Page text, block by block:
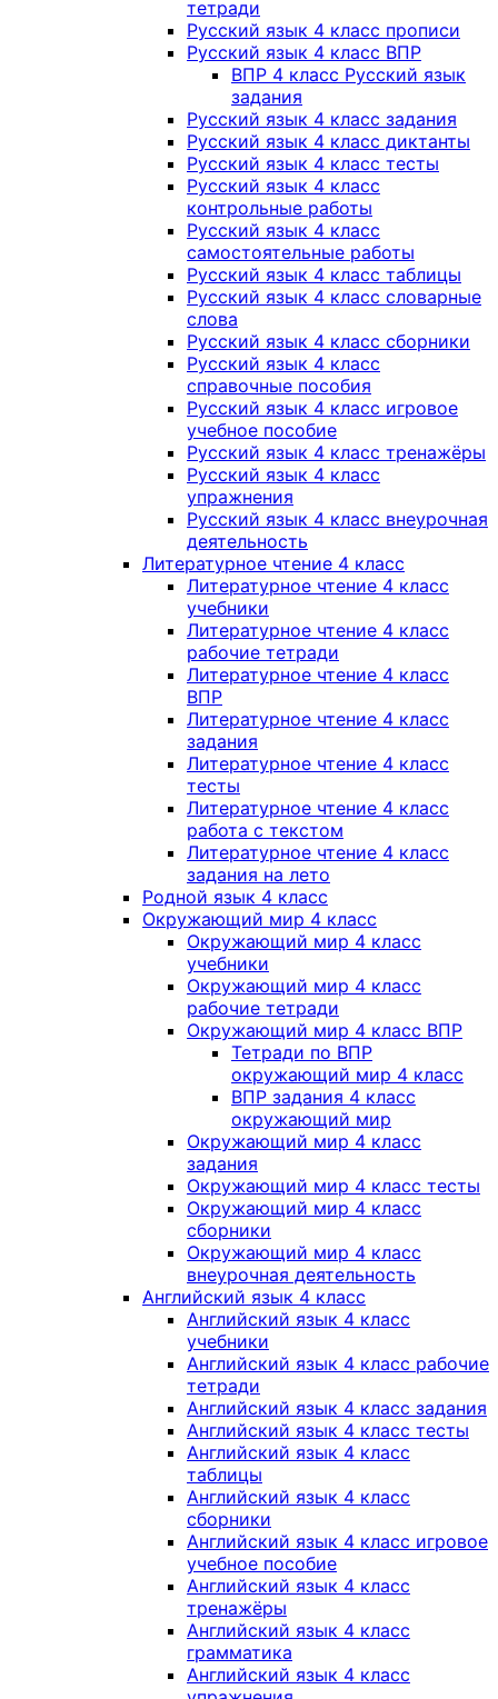
тетради
Русский язык 4 класс прописи
Русский язык 4 класс ВПР
ВПР 4 класс Русский язык
задания
Русский язык 4 класс задания
Русский язык 4 класс диктанты
Русский язык 4 класс тесты
Русский язык 4 класс
контрольные работы
Русский язык 4 класс
самостоятельные работы
Русский язык 4 класс таблицы
Русский язык 4 класс словарные
слова
Русский язык 4 класс сборники
Русский язык 4 класс
справочные пособия
Русский язык 4 класс игровое
учебное пособие
Русский язык 4 класс тренажёры
Русский язык 4 класс
упражнения
Русский язык 4 класс внеурочная
деятельность
Литературное чтение 4 класс
Литературное чтение 4 класс
учебники
Литературное чтение 4 класс
рабочие тетради
Литературное чтение 4 класс
ВПР
Литературное чтение 4 класс
задания
Литературное чтение 4 класс
тесты
Литературное чтение 4 класс
работа с текстом
Литературное чтение 4 класс
задания на лето
Родной язык 4 класс
Окружающий мир 4 класс
Окружающий мир 4 класс
учебники
Окружающий мир 4 класс
рабочие тетради
Окружающий мир 4 класс ВПР
Тетради по ВПР
окружающий мир 4 класс
ВПР задания 4 класс
окружающий мир
Окружающий мир 4 класс
задания
Окружающий мир 4 класс тесты
Окружающий мир 4 класс
сборники
Окружающий мир 4 класс
внеурочная деятельность
Английский язык 4 класс
Английский язык 4 класс
учебники
Английский язык 4 класс рабочие
тетради
Английский язык 4 класс задания
Английский язык 4 класс тесты
Английский язык 4 класс
таблицы
Английский язык 4 класс
сборники
Английский язык 4 класс игровое
учебное пособие
Английский язык 4 класс
тренажёры
Английский язык 4 класс
грамматика
Английский язык 4 класс